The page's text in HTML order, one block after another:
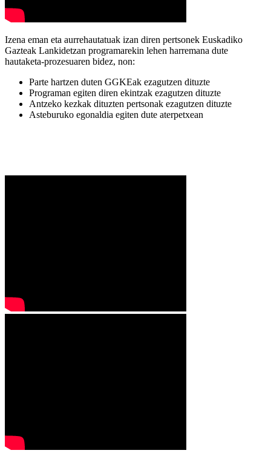
Izena eman eta aurrehautatuak izan diren pertsonek Euskadiko
Gazteak Lankidetzan programarekin lehen harremana dute
hautaketa-prozesuaren bidez, non:
Parte hartzen duten GGKEak ezagutzen dituzte
Programan egiten diren ekintzak ezagutzen dituzte
Antzeko kezkak dituzten pertsonak ezagutzen dituzte
Asteburuko egonaldia egiten dute aterpetxean